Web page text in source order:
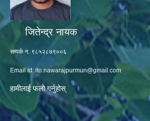
जितेन्द्र नायक
सम्पर्क न. ९८५२८७९००६
Email Id: ito.nawarajpurmun@gmail.com
हामीलाई फलो गर्नुहोस्